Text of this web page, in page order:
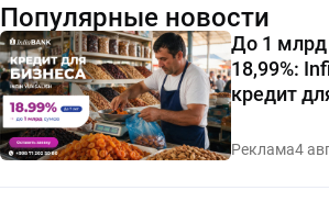
Популярные новости
До 1 млрд
18,99%:
кредит
Реклама4